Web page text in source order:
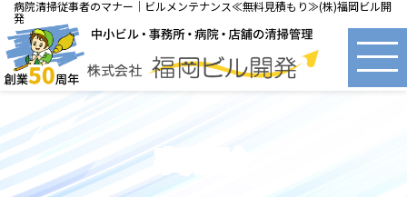
病院清掃従事者のマナー｜ビルメンテナンス≪無料見積もり≫(株)福岡ビル開
発
事例紹介